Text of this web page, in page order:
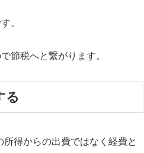
。
節税へと繋がります。
る
得からの出費ではなく経費と